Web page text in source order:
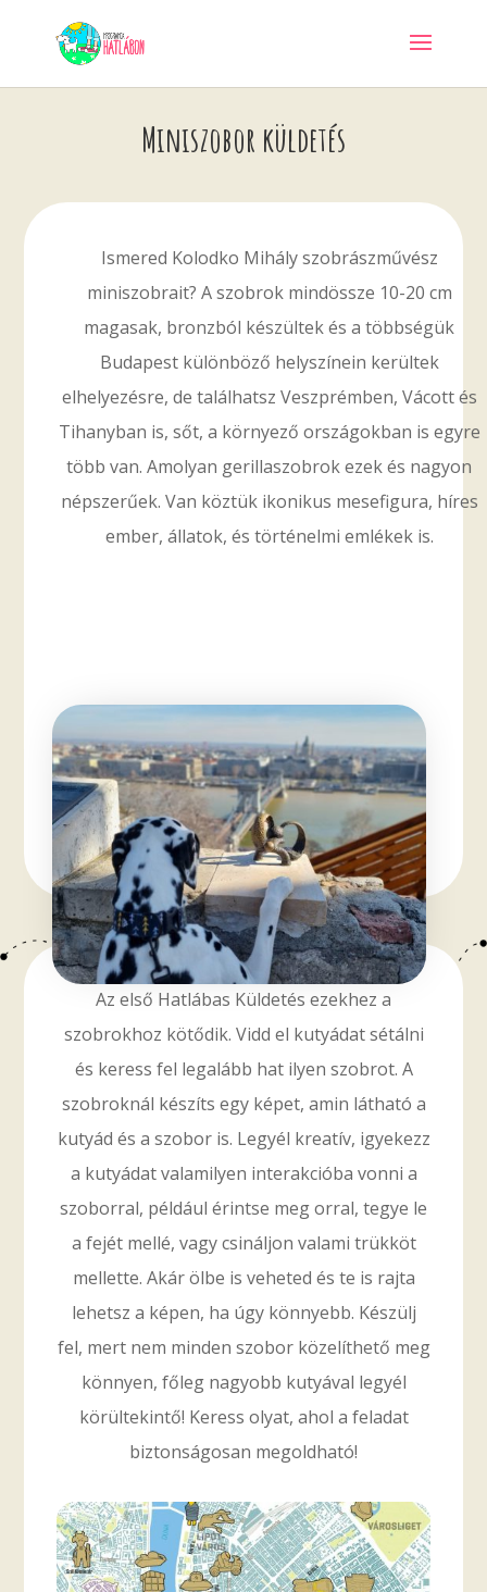
Miniszobor küldetés
Ismered Kolodko Mihály szobrászművész
miniszobrait? A szobrok mindössze 10-20 cm
magasak, bronzból készültek és a többségük
Budapest különböző helyszínein kerültek
elhelyezésre, de találhatsz Veszprémben, Vácott és
Tihanyban is, sőt, a környező országokban is egyre
több van. Amolyan gerillaszobrok ezek és nagyon
népszerűek. Van köztük ikonikus mesefigura, híres
ember, állatok, és történelmi emlékek is.
Az első Hatlábas Küldetés ezekhez a
szobrokhoz kötődik. Vidd el kutyádat sétálni
és keress fel legalább hat ilyen szobrot. A
szobroknál készíts egy képet, amin látható a
kutyád és a szobor is. Legyél kreatív, igyekezz
a kutyádat valamilyen interakcióba vonni a
szoborral, például érintse meg orral, tegye le
a fejét mellé, vagy csináljon valami trükköt
mellette. Akár ölbe is veheted és te is rajta
lehetsz a képen, ha úgy könnyebb. Készülj
fel, mert nem minden szobor közelíthető meg
könnyen, főleg nagyobb kutyával legyél
körültekintő! Keress olyat, ahol a feladat
biztonságosan megoldható!